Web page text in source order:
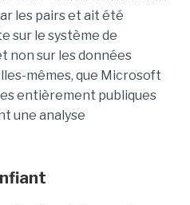
les pairs et ait été
sur le système de
non sur les données
mêmes, que Microsoft
entièrement publiques
une analyse